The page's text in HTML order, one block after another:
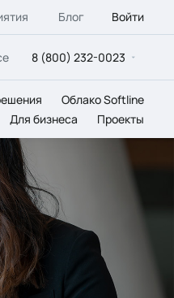
Блог Войти
8 (800) 232-0023
Облако Softline
Для бизнеса Проекты